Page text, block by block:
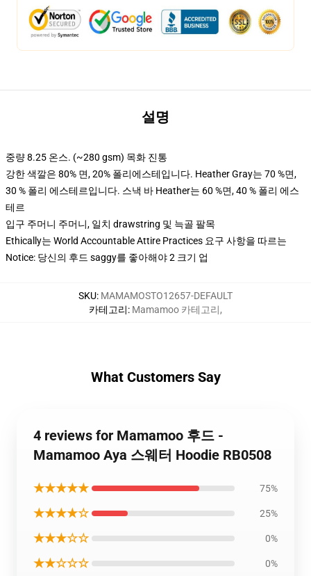
설명
중량 8.25 온스. (~280 gsm) 목화 진통
강한 색깔은 80% 면, 20% 폴리에스테입니다. Heather Gray는 70 %면,
30 % 폴리 에스테르입니다. 스낵 바 Heather는 60 %면, 40 % 폴리 에스
테르
입구 주머니 주머니, 일치 drawstring 및 늑골 팔목
Ethically는 World Accountable Attire Practices 요구 사항을 따르는
Notice: 당신의 후드 saggy를 좋아해야 2 크기 업
SKU: MAMAMOSTO12657-DEFAULT
카테고리: Mamamoo 카테고리,
What Customers Say
4 reviews for Mamamoo 후드 -
Mamamoo Aya 스웨터 Hoodie RB0508
★★★★★ 75%
★★★★☆ 25%
★★★☆☆ 0%
★★☆☆☆ 0%